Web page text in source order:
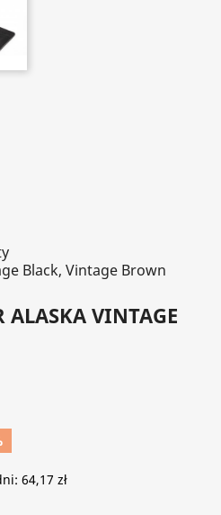
Black, Vintage Brown
ALASKA VINTAGE
64,17 zł